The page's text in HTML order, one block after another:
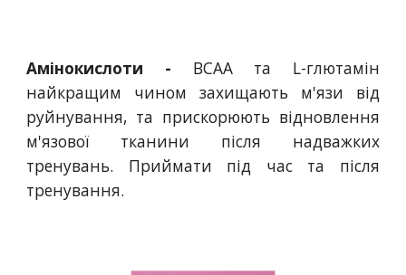
Амінокислоти - ВСАА та L-глютамін
найкращим чином захищають м'язи від
руйнування, та прискорюють відновлення
м'язової тканини після надважких
тренувань. Приймати під час та після
тренування.